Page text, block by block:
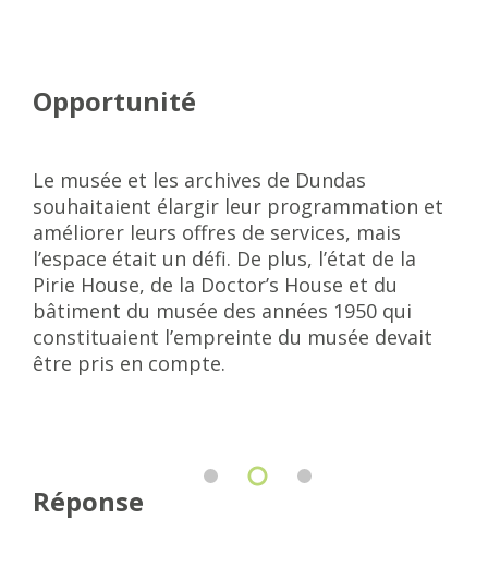
Opportunité
Le musée et les archives de Dundas
souhaitaient élargir leur programmation et
améliorer leurs offres de services, mais
l’espace était un défi. De plus, l’état de la
Pirie House, de la Doctor’s House et du
bâtiment du musée des années 1950 qui
constituaient l’empreinte du musée devait
être pris en compte.
Réponse